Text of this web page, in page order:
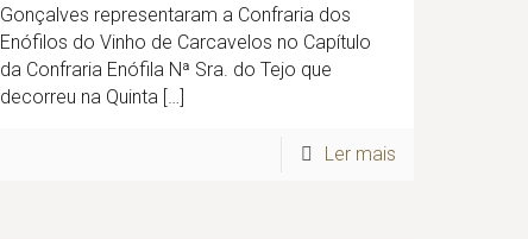
Gonçalves representaram a Confraria dos
Enófilos do Vinho de Carcavelos no Capítulo
da Confraria Enófila Nª Sra. do Tejo que
decorreu na Quinta[…]
Ler mais